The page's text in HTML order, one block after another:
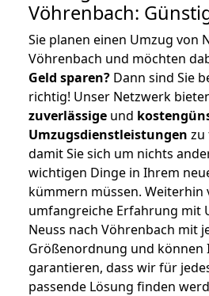
Vöhrenbach:
Sie planen einen Umzug von
Vöhrenbach und möchten
Geld sparen? Dann sind Sie
richtig! Unser Netzwerk
zuverlässige und
Umzugsdienstleistungen zu
damit Sie sich um nichts
wichtigen Dinge in Ihrem
kümmern müssen.
umfangreiche Erfahrung mit
Neuss nach Vöhrenbach mit
Größenordnung und können
garantieren, dass wir für
passende Lösung finden